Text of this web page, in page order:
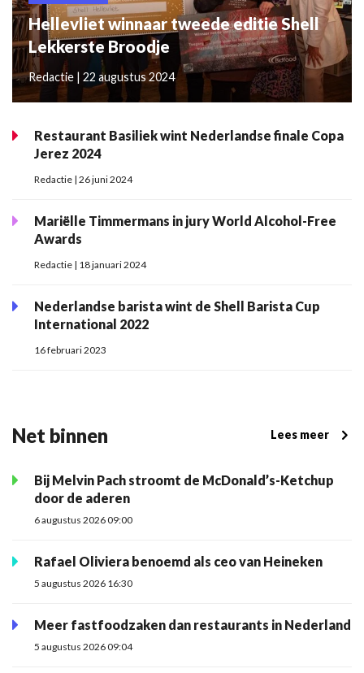
Hellevliet winnaar tweede editie Shell
Lekkerste Broodje
Redactie | 22 augustus 2024
Restaurant Basiliek wint Nederlandse finale Copa
Jerez 2024
Redactie | 26 juni 2024
Mariëlle Timmermans in jury World Alcohol-Free
Awards
Redactie | 18 januari 2024
Nederlandse barista wint de Shell Barista Cup
International 2022
16 februari 2023
Net binnen Lees meer
Bij Melvin Pach stroomt de McDonald’s-Ketchup
door de aderen
6 augustus 2026 09:00
Rafael Oliviera benoemd als ceo van Heineken
5 augustus 2026 16:30
Meer fastfoodzaken dan restaurants in Nederland
5 augustus 2026 09:04